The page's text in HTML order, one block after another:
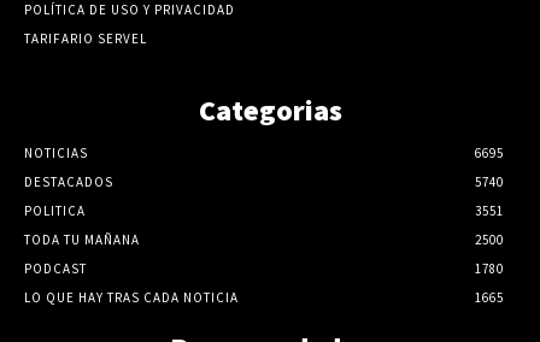
POLÍTICA DE USO Y PRIVACIDAD
TARIFARIO SERVEL
Categorias
NOTICIAS
6695
DESTACADOS
5740
POLITICA
3551
TODA TU MAÑANA
2500
PODCAST
1780
LO QUE HAY TRAS CADA NOTICIA
1665